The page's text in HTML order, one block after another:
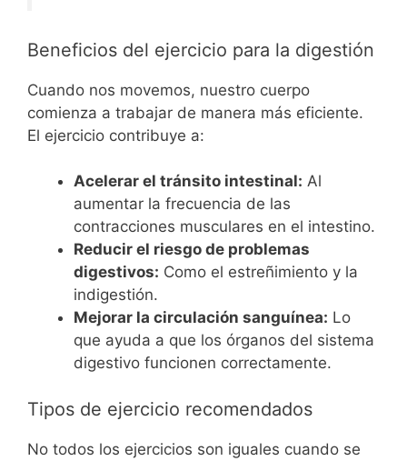
Beneficios del ejercicio para la digestión
Cuando nos movemos, nuestro cuerpo
comienza a trabajar de manera más eficiente.
El ejercicio contribuye a:
Acelerar el tránsito intestinal: Al
aumentar la frecuencia de las
contracciones musculares en el intestino.
Reducir el riesgo de problemas
digestivos: Como el estreñimiento y la
indigestión.
Mejorar la circulación sanguínea: Lo
que ayuda a que los órganos del sistema
digestivo funcionen correctamente.
Tipos de ejercicio recomendados
No todos los ejercicios son iguales cuando se